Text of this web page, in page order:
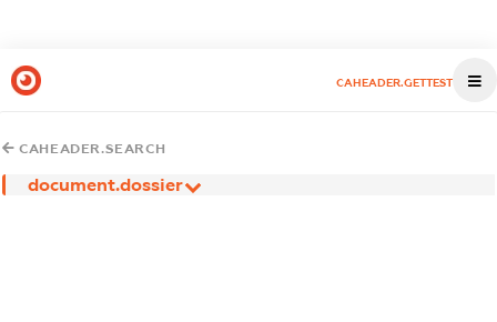
CAHEADER.GETTEST
CAHEADER.SEARCH
document.dossier